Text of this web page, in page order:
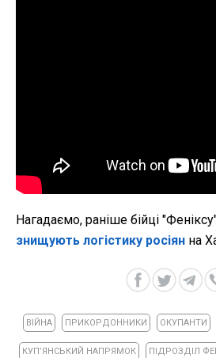
Нагадаємо, раніше бійці
знищують логістику росіян на
ВІЙНА ПРИКОРДОННИКИ ОКУПАНТИ
КУПʼЯНСЬКИЙ НАПРЯМОК ПІДРОЗДІЛ